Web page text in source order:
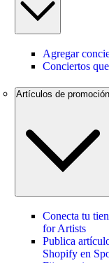
Agregar
Conciertos
Artículos de promoción
Conecta tu
for Artists
Publica
Shopify en